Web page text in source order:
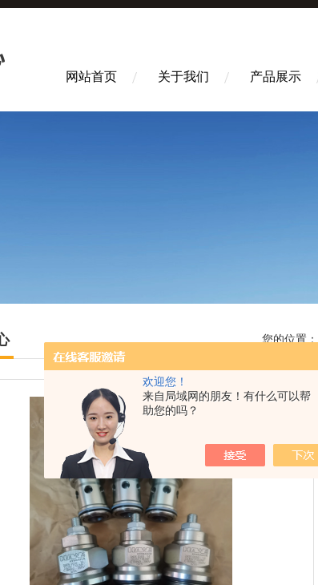
欢迎您！
来自局域网的朋友！有什么可以帮
助您的吗？
网站首页 关于我们 产品展示
您的位置：